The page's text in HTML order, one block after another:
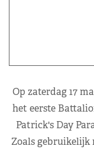
Op zaterdag 17
het eerste
Patrick's Day
Zoals gebruikelijk